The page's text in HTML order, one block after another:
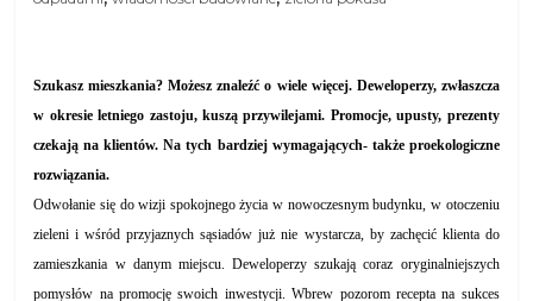
Szukasz mieszkania? Możesz znaleźć o wiele więcej. Deweloperzy, zwłaszcza
w okresie letniego zastoju, kuszą przywilejami. Promocje, upusty, prezenty
czekają na klientów. Na tych bardziej wymagających- także proekologiczne
rozwiązania.
Odwołanie się do wizji spokojnego życia w nowoczesnym budynku, w otoczeniu
zieleni i wśród przyjaznych sąsiadów już nie wystarcza, by zachęcić klienta do
zamieszkania w danym miejscu. Deweloperzy szukają coraz oryginalniejszych
pomysłów na promocję swoich inwestycji. Wbrew pozorom recepta na sukces